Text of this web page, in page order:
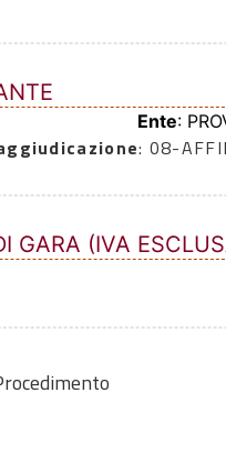
Ente:
: 08-
GARA (IVA